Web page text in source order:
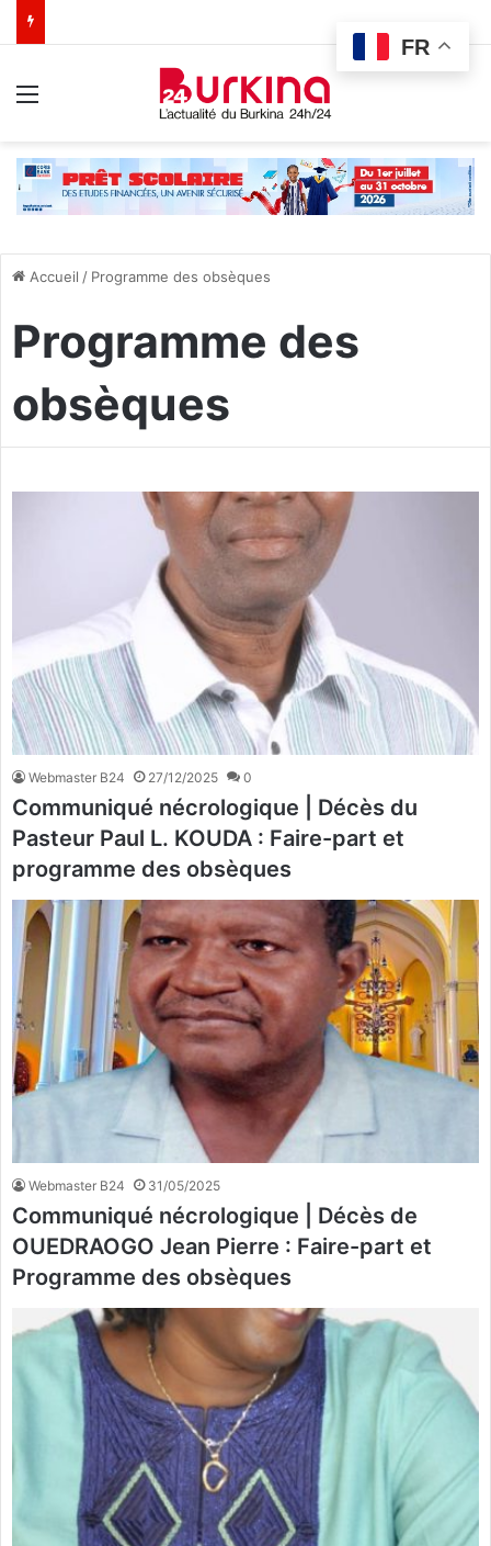
Accueil / Programme des obsèques
Programme des
obsèques
Webmaster B24 27/12/2025 0
Communiqué nécrologique | Décès du
Pasteur Paul L. KOUDA : Faire-part et
programme des obsèques
Webmaster B24 31/05/2025
Communiqué nécrologique | Décès de
OUEDRAOGO Jean Pierre : Faire-part et
Programme des obsèques
FR